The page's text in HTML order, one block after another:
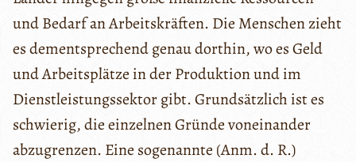
und Bedarf an Arbeitskräften. Die Menschen zieht
es dementsprechend genau dorthin, wo es Geld
und Arbeitsplätze in der Produktion und im
Dienstleistungssektor gibt. Grundsätzlich ist es
schwierig, die einzelnen Gründe voneinander
abzugrenzen. Eine sogenannte (Anm. d. R.)